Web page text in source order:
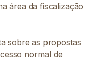
área da fiscalização
sobre as propostas
normal de